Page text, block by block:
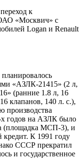
к
«Москвич» с
Logan и Renault
«АЗЛК-21415» (2 л,
(ранние 1.8 л, 16
клапанов, 140 л. с.),
производства
х годов на АЗЛК было
(площадка МСП-3), и
кредит. К 1991 году
СССР прекратил
и государственное